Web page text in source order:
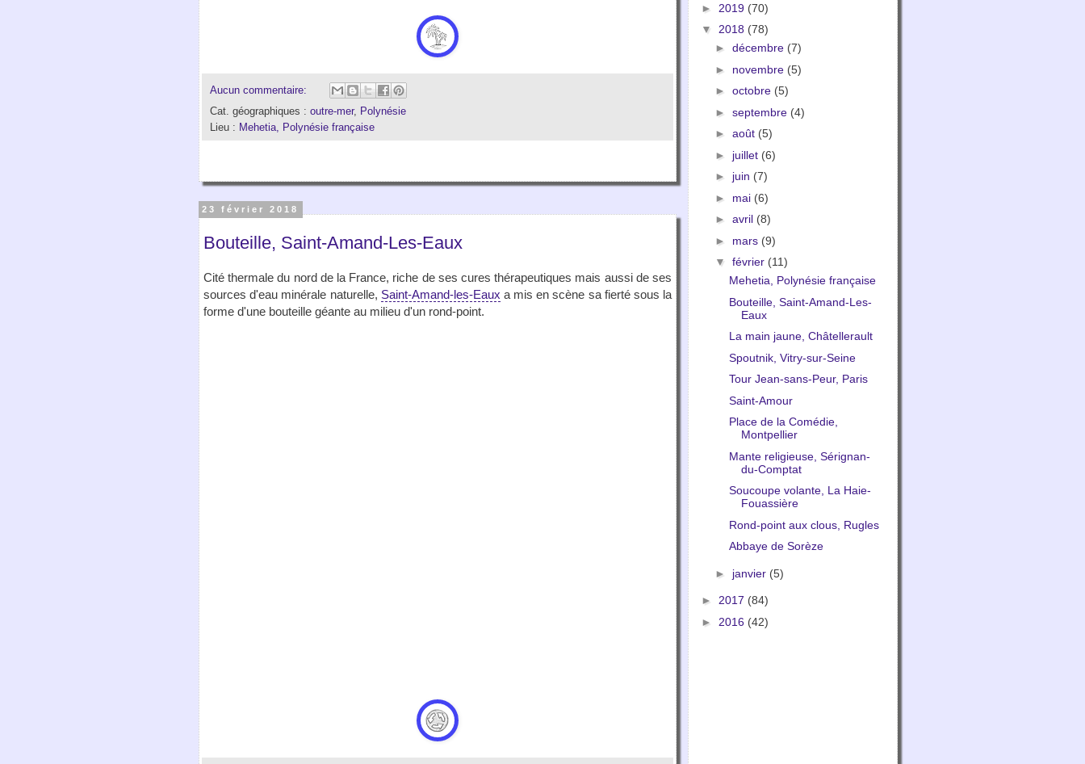
Aucun commentaire:
Cat. géographiques : outre-mer, Polynésie
Lieu : Mehetia, Polynésie française
23 février 2018
Bouteille, Saint-Amand-Les-Eaux
Cité thermale du nord de la France, riche de ses cures thérapeutiques mais aussi de ses
sources d'eau minérale naturelle, Saint-Amand-les-Eaux a mis en scène sa fierté sous la
forme d'une bouteille géante au milieu d'un rond-point.
► 2019 (70)
▼ 2018 (78)
► décembre (7)
► novembre (5)
► octobre (5)
► septembre (4)
► août (5)
► juillet (6)
► juin (7)
► mai (6)
► avril (8)
► mars (9)
▼ février (11)
Mehetia, Polynésie française
Bouteille, Saint-Amand-Les-
Eaux
La main jaune, Châtellerault
Spoutnik, Vitry-sur-Seine
Tour Jean-sans-Peur, Paris
Saint-Amour
Place de la Comédie,
Montpellier
Mante religieuse, Sérignan-
du-Comptat
Soucoupe volante, La Haie-
Fouassière
Rond-point aux clous, Rugles
Abbaye de Sorèze
► janvier (5)
► 2017 (84)
► 2016 (42)